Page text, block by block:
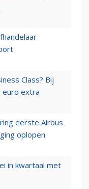
Class? Bij
euro extra
eerste Airbus
oplopen
in kwartaal met